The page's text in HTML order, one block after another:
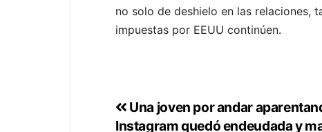
no solo de deshielo en las relaciones,
impuestas por EEUU continúen.
Una joven por andar
Instagram quedó endeudada y